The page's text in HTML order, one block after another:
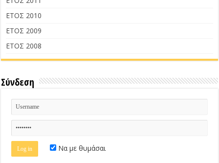
ΕΤΟΣ 2010
ΕΤΟΣ 2009
ΕΤΟΣ 2008
Σύνδεση
Να με θυμάσαι